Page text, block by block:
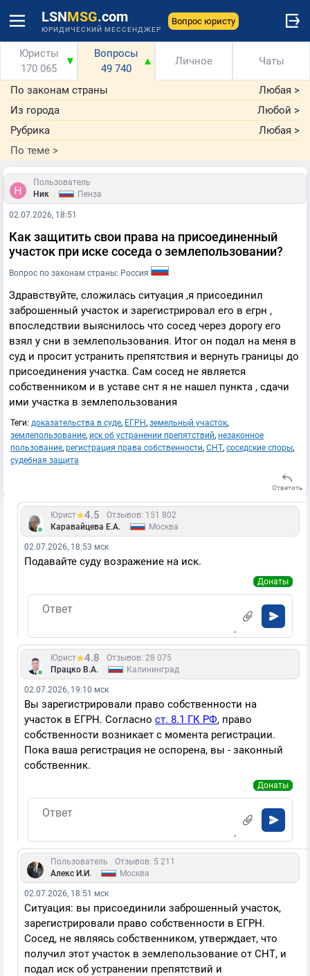
LSNMSG.com
ЮРИДИЧЕСКИЙ МЕССЕНДЖЕР
Вопрос юристу
Юристы
170 065
▼
Вопросы
49 740
▲ Личное Чаты
По законам страны Любая >
Из города
Любой >
Рубрика
Любая >
По теме >
Пользователь
Ник
Пенза
02.07.2026, 18:51
Как защитить свои права на присоединенный
участок при иске соседа о землепользовании?
Вопрос по законам страны: Россия
Здравствуйте, сложилась ситуация ,я присоединил
заброшенный участок и зарегистрировал его в егрн ,
впоследствии выяснилось что сосед через дорогу его
взял у сни в землепользования. Итог он подал на меня в
суд и просит устранить препятствия и вернуть границы до
присоединения участка. Сам сосед не является
собственником и в уставе снт я не нашел пункта , сдачи
ими участка в землепользования
Теги: доказательства в суде, ЕГРН, земельный участок,
землепользование, иск об устранении препятствий, незаконное
пользование, регистрация права собственности, СНТ, соседские споры,
судебная защита
Ответить
Юрист 4.5
Отзывов: 151 802
Каравайцева Е.А.
Москва
02.07.2026, 18:53 мск
Подавайте суду возражение на иск.
Донаты
Юрист 4.8
Отзывов: 28 075
Працко В.А.
Калининград
02.07.2026, 19:10 мск
Вы зарегистрировали право собственности на
участок в ЕГРН. Согласно ст. 8.1 ГК РФ, право
собственности возникает с момента регистрации.
Пока ваша регистрация не оспорена, вы - законный
собственник.
Донаты
Пользователь
Отзывов: 5 211
Алекс И.И.
Москва
02.07.2026, 18:51 мск
Ситуация: вы присоединили заброшенный участок,
зарегистрировали право собственности в ЕГРН.
Сосед, не являясь собственником, утверждает, что
получил этот участок в землепользование от СНТ, и
подал иск об устранении препятствий и